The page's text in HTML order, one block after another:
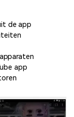
de app
app